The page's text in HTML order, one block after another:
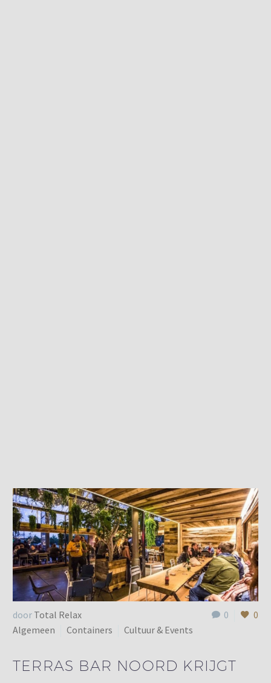
0 0
door Total Relax
Algemeen
Containers Cultuur & Events
TERRAS BAR NOORD KRIJGT